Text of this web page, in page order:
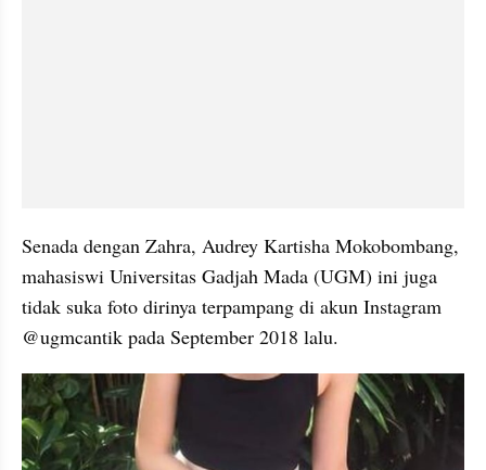
Senada dengan Zahra, Audrey Kartisha Mokobombang,
mahasiswi Universitas Gadjah Mada (UGM) ini juga
tidak suka foto dirinya terpampang di akun Instagram
@ugmcantik pada September 2018 lalu.